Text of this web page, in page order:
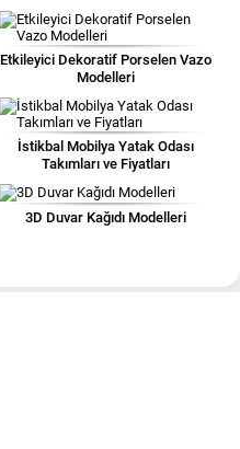
Etkileyici Dekoratif Porselen Vazo
Modelleri
İstikbal Mobilya Yatak Odası
Takımları ve Fiyatları
3D Duvar Kağıdı Modelleri